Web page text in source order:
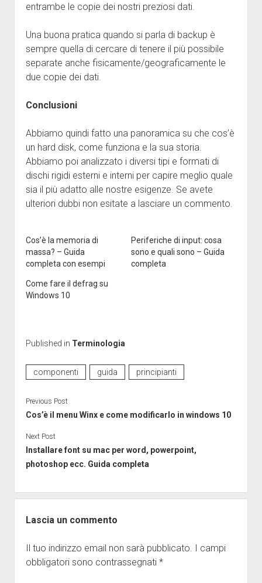
entrambe le copie dei nostri preziosi dati.
Una buona pratica quando si parla di backup è
sempre quella di cercare di tenere il più possibile
separate anche fisicamente/geograficamente le
due copie dei dati.
Conclusioni
Abbiamo quindi fatto una panoramica su che cos’è
un hard disk, come funziona e la sua storia.
Abbiamo poi analizzato i diversi tipi e formati di
dischi rigidi esterni e interni per capire meglio quale
sia il più adatto alle nostre esigenze. Se avete
ulteriori dubbi non esitate a lasciare un commento.
Cos’è la memoria di
massa? – Guida
completa con esempi
Periferiche di input: cosa
sono e quali sono – Guida
completa
Come fare il defrag su
Windows 10
Published in Terminologia
componenti guida principianti
Previous Post
Cos’è il menu Winx e come modificarlo in windows 10
Next Post
Installare font su mac per word, powerpoint,
photoshop ecc. Guida completa
Lascia un commento
Il tuo indirizzo email non sarà pubblicato. I campi
obbligatori sono contrassegnati *